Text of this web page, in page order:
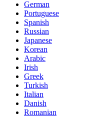
German
Portuguese
Spanish
Russian
Japanese
Korean
Arabic
Irish
Greek
Turkish
Italian
Danish
Romanian